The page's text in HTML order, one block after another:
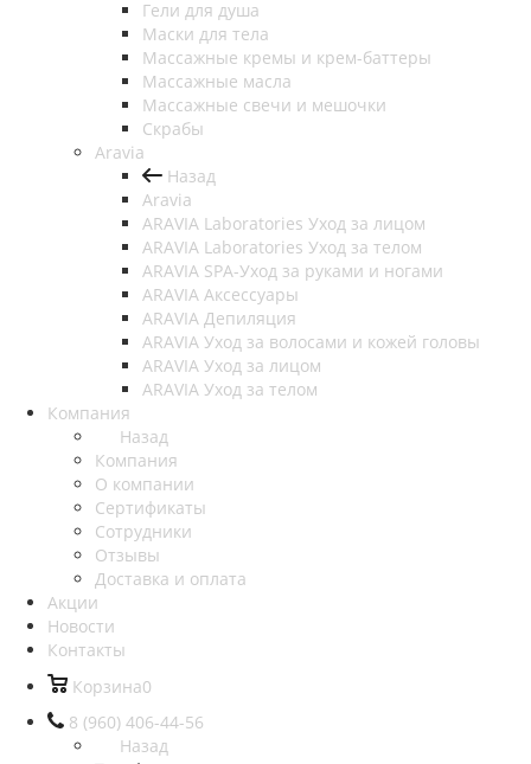
Гели для душа
Маски для тела
Массажные кремы и крем-баттеры
Массажные масла
Массажные свечи и мешочки
Скрабы
Aravia
Назад
Aravia
ARAVIA Laboratories Уход за лицом
ARAVIA Laboratories Уход за телом
ARAVIA SPA-Уход за руками и ногами
ARAVIA Аксессуары
ARAVIA Депиляция
ARAVIA Уход за волосами и кожей головы
ARAVIA Уход за лицом
ARAVIA Уход за телом
Компания
Назад
Компания
О компании
Сертификаты
Сотрудники
Отзывы
Доставка и оплата
Акции
Новости
Контакты
Корзина0
8 (960) 406-44-56
Назад